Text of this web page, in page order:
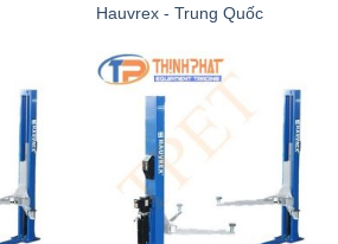
Hauvrex - Trung Quốc